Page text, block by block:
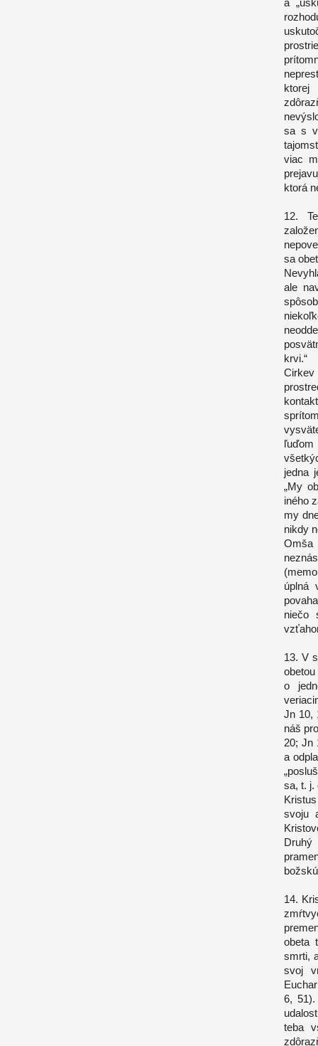
a
sa s
viac
ktorá
12.
sa
ale
krvi.“
Cirkev
ľuďom
jedna
„My
iného
my
nikdy
úplná
niečo
13. V
o
Jn 10,
náš
20; Jn
a
sa, t. j.
svoju
Druhý
14.
obeta
smrti,
svoj
6, 51).
teba